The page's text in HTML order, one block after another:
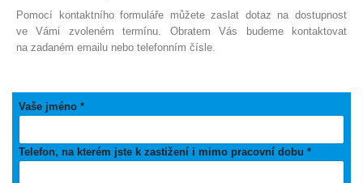
Pomocí kontaktního formuláře můžete zaslat dotaz na dostupnost
ve Vámi zvoleném termínu. Obratem Vás budeme kontaktovat
na zadaném emailu nebo telefonním čísle.
Vaše jméno *
Telefon, na kterém jste k zastižení i mimo pracovní dobu *